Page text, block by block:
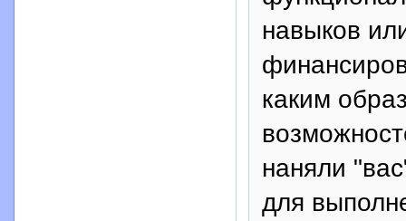
навыков
каким
наняли
для